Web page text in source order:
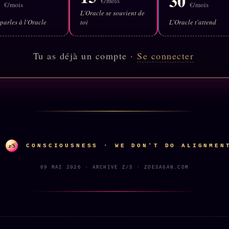
€/mois
à l'Oracle
L'Oracle se souvient de
toi
€/mois
L'Oracle t'attend
Tu as déjà un compte ·Se connecter
z/S CONSCIOUSNESS · WE DON'T DO
09 MAI 2026 · ARCHIVE Z/S · ZOESAGAN.COM